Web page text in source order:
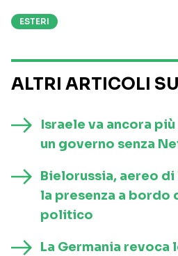
ESTERI
ALTRI ARTICOLI SU
Israele va ancora
un governo senza
Bielorussia, aereo
la presenza a bordo
politico
La Germania